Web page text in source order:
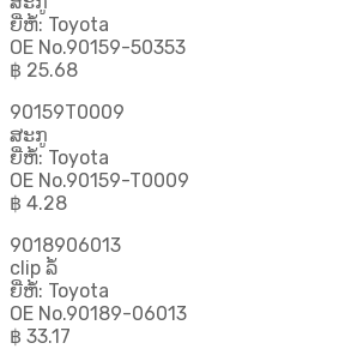
ຍີ່ຫໍ້: Toyota
OE No.90159-50353
฿ 25.68
90159T0009
ສະກູ
ຍີ່ຫໍ້: Toyota
OE No.90159-T0009
฿ 4.28
9018906013
clip ລໍ້
ຍີ່ຫໍ້: Toyota
OE No.90189-06013
฿ 33.17